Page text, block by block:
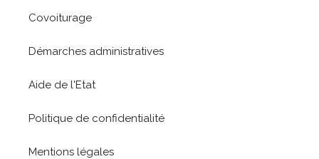
Covoiturage
Démarches administratives
Aide de l'Etat
Politique de confidentialité
Mentions légales